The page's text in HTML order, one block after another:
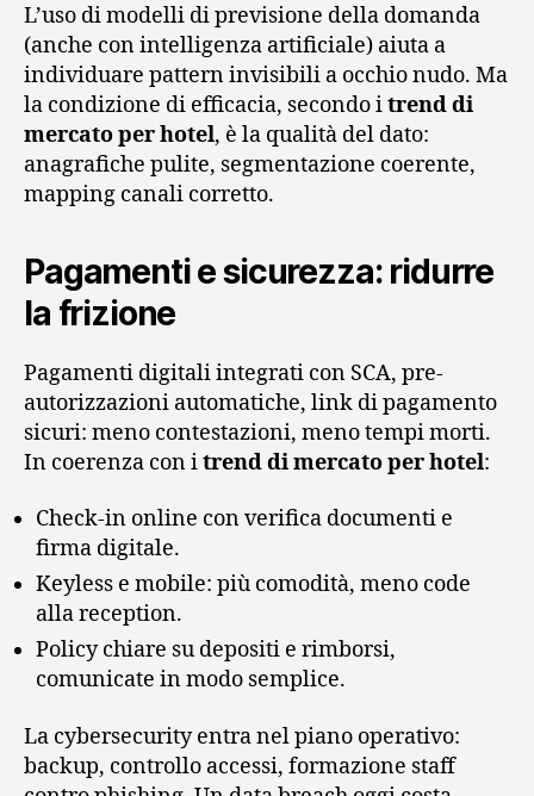
L’uso di modelli di previsione della domanda
(anche con intelligenza artificiale) aiuta a
individuare pattern invisibili a occhio nudo. Ma
la condizione di efficacia, secondo itrend di
mercato per hotel, è la qualità del dato:
anagrafiche pulite, segmentazione coerente,
mapping canali corretto.
Pagamenti e sicurezza: ridurre
la frizione
Pagamenti digitali integrati con SCA, pre-
autorizzazioni automatiche, link di pagamento
sicuri: meno contestazioni, meno tempi morti.
In coerenza con itrend di mercato per hotel:
Check-in online con verifica documenti e
firma digitale.
Keyless e mobile: più comodità, meno code
alla reception.
Policy chiare su depositi e rimborsi,
comunicate in modo semplice.
La cybersecurity entra nel piano operativo:
backup, controllo accessi, formazione staff